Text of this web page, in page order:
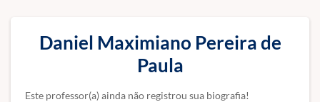
Daniel Maximiano Pereira de
Paula
Este professor(a) ainda não registrou sua biografia!